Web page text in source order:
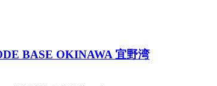
BASE OKINAWA 宜野湾